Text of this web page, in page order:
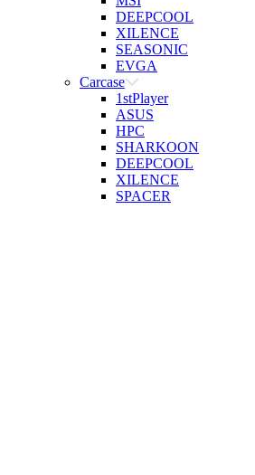
DEEPCOOL
XILENCE
SEASONIC
EVGA
Carcase
1stPlayer
ASUS
HPC
SHARKOON
DEEPCOOL
XILENCE
SPACER